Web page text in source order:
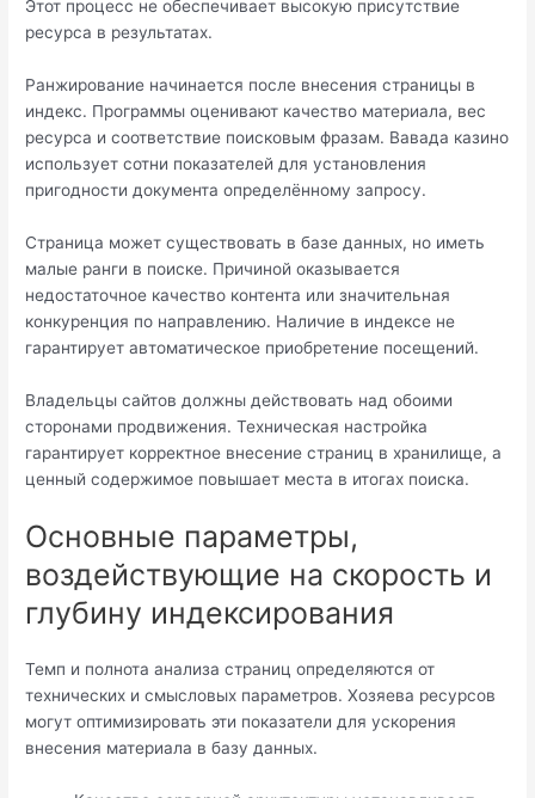
Этот процесс не обеспечивает высокую присутствие
ресурса в результатах.
Ранжирование начинается после внесения страницы в
индекс. Программы оценивают качество материала, вес
ресурса и соответствие поисковым фразам. Вавада казино
использует сотни показателей для установления
пригодности документа определённому запросу.
Страница может существовать в базе данных, но иметь
малые ранги в поиске. Причиной оказывается
недостаточное качество контента или значительная
конкуренция по направлению. Наличие в индексе не
гарантирует автоматическое приобретение посещений.
Владельцы сайтов должны действовать над обоими
сторонами продвижения. Техническая настройка
гарантирует корректное внесение страниц в хранилище, а
ценный содержимое повышает места в итогах поиска.
Основные параметры,
воздействующие на скорость и
глубину индексирования
Темп и полнота анализа страниц определяются от
технических и смысловых параметров. Хозяева ресурсов
могут оптимизировать эти показатели для ускорения
внесения материала в базу данных.